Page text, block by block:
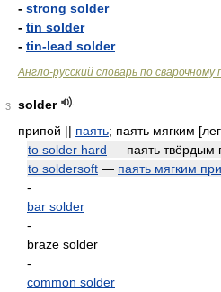
- strong solder
- tin solder
- tin-lead solder
Англо-русский словарь по сварочному
3
solder
припой || паять; паять мягким
to solder hard — паять твёрдым
to soldersoft — паять мягким
-
bar solder
-
braze solder
-
common solder